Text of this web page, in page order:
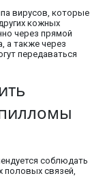
вирусов, которые
кожных
через прямой
а также через
передаваться
соблюдать
половых связей,